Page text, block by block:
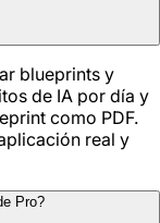
blueprints y
de IA por día y
como PDF.
real y
Pro?